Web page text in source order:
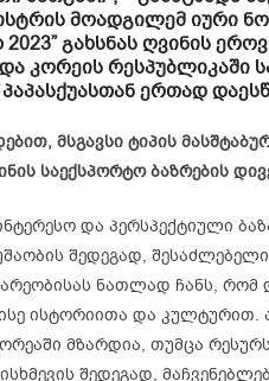
მოადგილემ იური
გახსნას ღვინის
კორეის რესპუბლიკაში
ერთად
მსგავსი ტიპის
საექსპორტო ბაზრების
და პერსპექტიული
შედეგად,
ნათლად ჩანს, რომ
ისტორიითა და კულტურით.
მზარდია, თუმცა
შედეგად,